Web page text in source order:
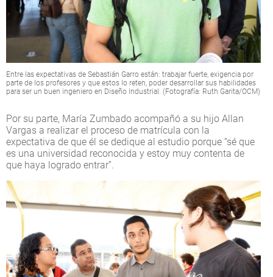
Entre las expectativas de Sebastián Garro están: trabajar fuerte, exigencia por
parte de los profesores y que estos lo reten, poder desarrollar sus habilidades
para ser un buen ingeniero en Diseño Industrial. (Fotografía: Ruth Garita/OCM)
Por su parte, María Zumbado acompañó a su hijo Allan
Vargas a realizar el proceso de matrícula con la
expectativa de que él se dedique al estudio porque “sé que
es una universidad reconocida y estoy muy contenta de
que haya logrado entrar”.